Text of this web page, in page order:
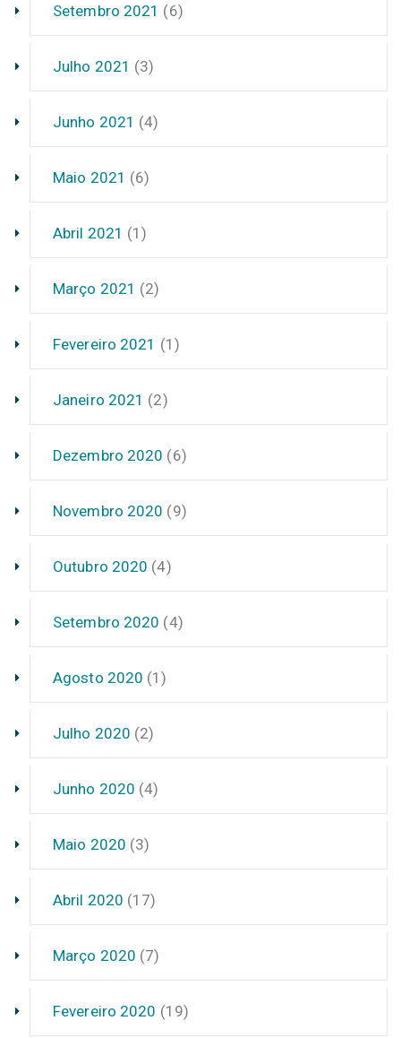
Setembro 2021 (6)
Julho 2021 (3)
Junho 2021 (4)
Maio 2021 (6)
Abril 2021 (1)
Março 2021 (2)
Fevereiro 2021 (1)
Janeiro 2021 (2)
Dezembro 2020 (6)
Novembro 2020 (9)
Outubro 2020 (4)
Setembro 2020 (4)
Agosto 2020 (1)
Julho 2020 (2)
Junho 2020 (4)
Maio 2020 (3)
Abril 2020 (17)
Março 2020 (7)
Fevereiro 2020 (19)